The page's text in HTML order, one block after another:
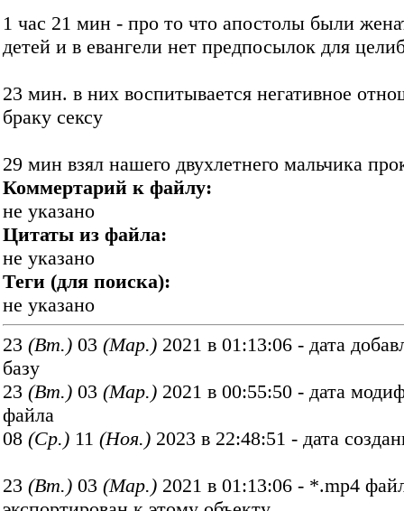
1 час 21 мин - про то что апостолы были
детей и в евангели нет предпосылок для
23 мин. в них воспитывается негативное
браку сексу
29 мин взял нашего двухлетнего мальчика
Коммертарий к файлу:
не указано
Цитаты из файла:
не указано
Теги (для поиска):
не указано
23 (Вт.) 03 (Мар.) 2021 в 01:13:06 - дата
базу
23 (Вт.) 03 (Мар.) 2021 в 00:55:50 - дата
файла
08 (Ср.) 11 (Ноя.) 2023 в 22:48:51 - дата
23 (Вт.) 03 (Мар.) 2021 в 01:13:06 - *.mp4